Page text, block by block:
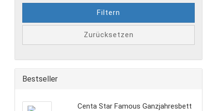
Filtern
Zurücksetzen
Bestseller
Centa Star Famous Ganzjahresbett